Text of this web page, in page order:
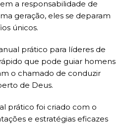
a responsabilidade de
geração, eles se deparam
únicos.
prático para líderes de
que pode guiar homens
o chamado de conduzir
de Deus.
prático foi criado com o
e estratégias eficazes